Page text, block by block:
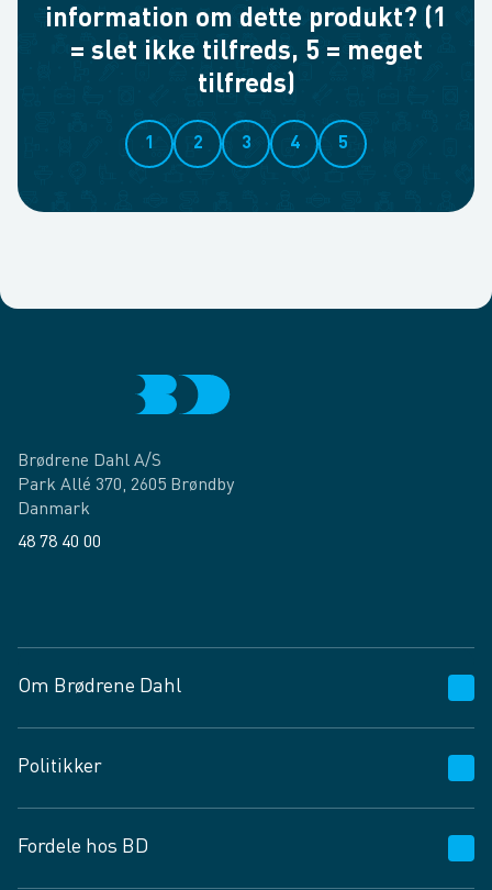
information om dette produkt? (1
= slet ikke tilfreds, 5 = meget
tilfreds)
1 2 3 4 5
Brødrene Dahl A/S
Park Allé 370, 2605 Brøndby
Danmark
48 78 40 00
Om Brødrene Dahl
Vagttelefon 30 10 89 89
Spørgsmål og svar
Job og karriere
Politikker
Privatlivspolitik
Fordele hos BD